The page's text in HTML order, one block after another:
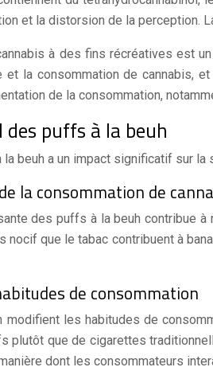
et la distorsion de la perception.
à des fins récréatives est
et la consommation de cannabis,
de la consommation,
puffs à la beuh
la beuh a un impact significatif sur
la consommation de
des puffs à la beuh contribue
nocif que le tabac contribuent à
de consommation
modifient les habitudes de
plutôt que de cigarettes
dont les consommateurs